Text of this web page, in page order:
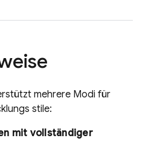
mehrere Modi für
stile:
mit vollständiger